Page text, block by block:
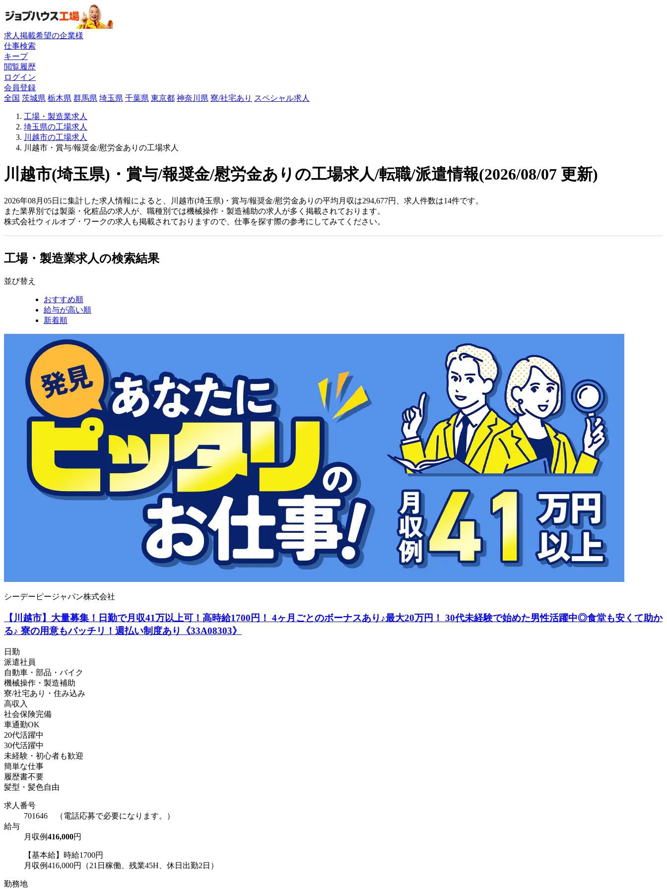
求人掲載希望の企業様
仕事検索
キープ
閲覧履歴
ログイン
会員登録
全国 茨城県 栃木県 群馬県 埼玉県 千葉県 東京都 神奈川県 寮/社宅あり スペシャル求人
工場・製造業求人
埼玉県の工場求人
川越市の工場求人
川越市・賞与/報奨金/慰労金ありの工場求人
川越市(埼玉県)・賞与/報奨金/慰労金ありの工場求人/転職/派遣情報(2026/08/07 更新)
2026年08月05日に集計した求人情報によると、川越市(埼玉県)・賞与/報奨金/慰労金ありの平均月収は294,677円、求人件数は14件です。
また業界別では製薬・化粧品の求人が、職種別では機械操作・製造補助の求人が多く掲載されております。
株式会社ウィルオブ・ワークの求人も掲載されておりますので、仕事を探す際の参考にしてみてください。
工場・製造業求人の検索結果
並び替え
おすすめ順
給与が高い順
新着順
シーデーピージャパン株式会社
【川越市】大量募集！日勤で月収41万以上可！高時給1700円！ 4ヶ月ごとのボーナスあり♪最大20万円！ 30代未経験で始めた男性活躍中◎食堂も安くて助か
る♪ 寮の用意もバッチリ！週払い制度あり《33A08303》
日勤
派遣社員
自動車・部品・バイク
機械操作・製造補助
寮/社宅あり・住み込み
高収入
社会保険完備
車通勤OK
20代活躍中
30代活躍中
未経験・初心者も歓迎
簡単な仕事
履歴書不要
髪型・髪色自由
求人番号
701646 （電話応募で必要になります。）
給与
月収例416,000円
【基本給】時給1700円
月収例416,000円（21日稼働、残業45H、休日出勤2日）
勤務地